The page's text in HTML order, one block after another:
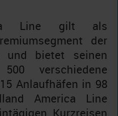
Line gilt als
der
und bietet seinen
verschiedene
Anlaufhäfen in 98
America Line
Kurzreisen